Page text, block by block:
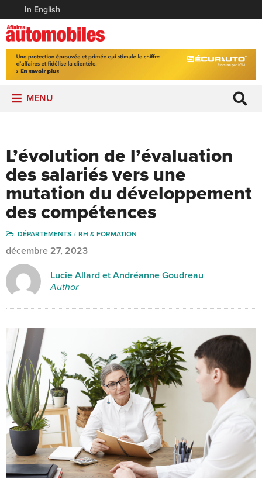
In English
MENU
L’évolution de l’évaluation
des salariés vers une
mutation du développement
des compétences
DÉPARTEMENTS RH & FORMATION
décembre 27, 2023
Lucie Allard et Andréanne Goudreau
Author